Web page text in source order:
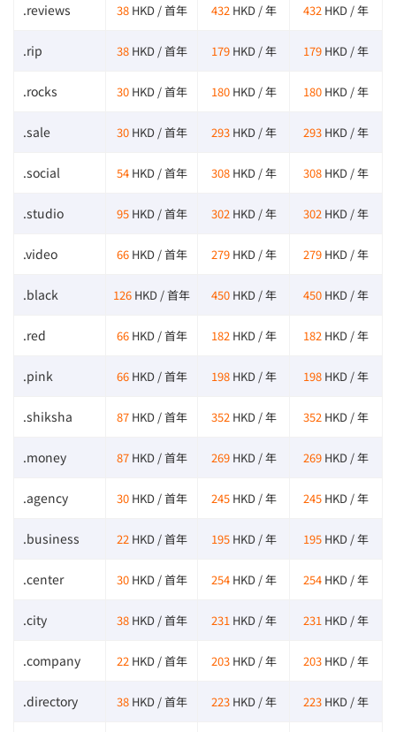
.reviews 38 HKD / 首年 432 HKD / 年 432 HKD / 年
.rip 38 HKD / 首年 179 HKD / 年 179 HKD / 年
.rocks 30 HKD / 首年 180 HKD / 年 180 HKD / 年
.sale 30 HKD / 首年 293 HKD / 年 293 HKD / 年
.social 54 HKD / 首年 308 HKD / 年 308 HKD / 年
.studio 95 HKD / 首年 302 HKD / 年 302 HKD / 年
.video 66 HKD / 首年 279 HKD / 年 279 HKD / 年
.black 126 HKD / 首年 450 HKD / 年 450 HKD / 年
.red 66 HKD / 首年 182 HKD / 年 182 HKD / 年
.pink 66 HKD / 首年 198 HKD / 年 198 HKD / 年
.shiksha 87 HKD / 首年 352 HKD / 年 352 HKD / 年
.money 87 HKD / 首年 269 HKD / 年 269 HKD / 年
.agency 30 HKD / 首年 245 HKD / 年 245 HKD / 年
.business 22 HKD / 首年 195 HKD / 年 195 HKD / 年
.center 30 HKD / 首年 254 HKD / 年 254 HKD / 年
.city 38 HKD / 首年 231 HKD / 年 231 HKD / 年
.company 22 HKD / 首年 203 HKD / 年 203 HKD / 年
.directory 38 HKD / 首年 223 HKD / 年 223 HKD / 年